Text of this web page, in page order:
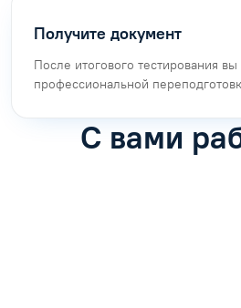
Получите документ
После итогового тестирования
профессиональной
С вами